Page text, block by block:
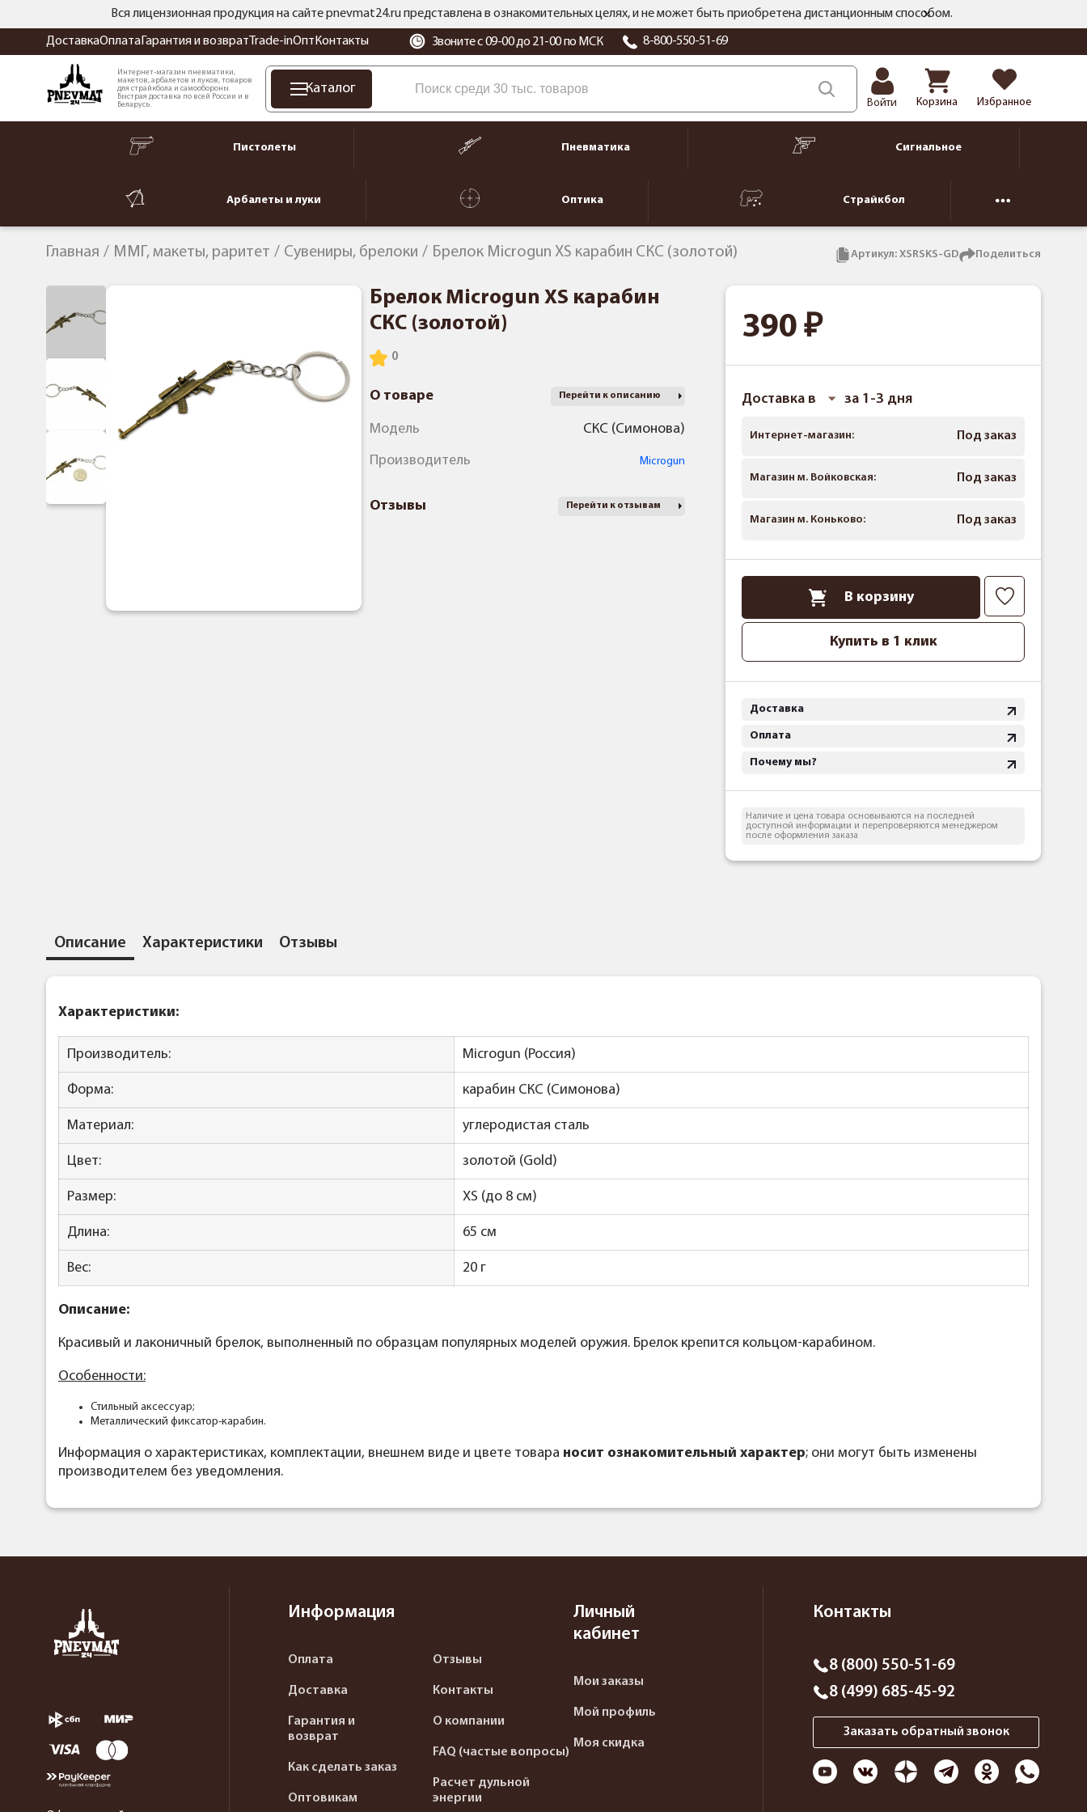
Вся лицензионная продукция на сайте pnevmat24.ru представлена в ознакомительных целях, и не может быть приобретена дистанционным способом.
ДоставкаОплата Гарантия и возврат Trade-inОпт Контакты Звоните с 09-00 до 21-00 по МСК 8-800-550-51-69
Интернет-магазин пневматики,
макетов, арбалетов и луков, товаров
для страйкбола и самообороны.
Быстрая доставка по всей России и в
Беларусь.
Каталог
Войти Корзина Избранное
Пистолеты Пневматика Сигнальное
Арбалеты и луки Оптика Страйкбол
Главная ММГ, макеты, раритет Сувениры, брелоки Брелок Microgun XS карабин СКС (золотой) Артикул: XSRSKS-GD Поделиться
Брелок Microgun XS карабин
СКС (золотой)
О товаре Перейти к описанию
Модель СКС (Симонова)
Производитель Microgun
Отзывы Перейти к отзывам
390
Доставка в за 1-3 дня
Интернет-магазин: Под заказ
Магазин м. Войковская: Под заказ
Магазин м. Коньково: Под заказ
В корзину
Купить в 1 клик
Доставка
Оплата
Почему мы?
Наличие и цена товара основываются на последней
доступной информации и перепроверяются менеджером
после оформления заказа
Описание Характеристики Отзывы
Характеристики:
Производитель: Microgun (Россия)
Форма: карабин СКС (Симонова)
Материал: углеродистая сталь
Цвет: золотой (Gold)
Размер: XS (до 8 см)
Длина: 65 см
Вес: 20 г
Описание:
Красивый и лаконичный брелок, выполненный по образцам популярных моделей оружия. Брелок крепится кольцом-карабином.
Особенности:
Стильный аксессуар;
Металлический фиксатор-карабин.
Информация о характеристиках, комплектации, внешнем виде и цвете товара носит ознакомительный характер; они могут быть изменены
производителем без уведомления.
Информация
Оплата
Доставка
Гарантия и
возврат
Как сделать заказ
Оптовикам
Отзывы
Контакты
О компании
FAQ (частые вопросы)
Расчет дульной
энергии
Личный
кабинет
Мои заказы
Мой профиль
Моя скидка
Контакты
8 (800) 550-51-69
8 (499) 685-45-92
Заказать обратный звонок